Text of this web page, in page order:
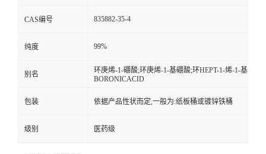
CAS编号 835882-35-4
纯度 99%
别名
环庚烯-1-硼酸;环庚烯-1-基硼酸;环HEPT-1-烯-1-基
BORONICACID
包装 依据产品性状而定,一般为:纸板桶或镀锌铁桶
级别 医药级